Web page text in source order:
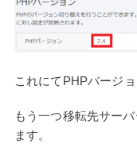
これにてPHPバージ
もう一つ移転先サー
ます。